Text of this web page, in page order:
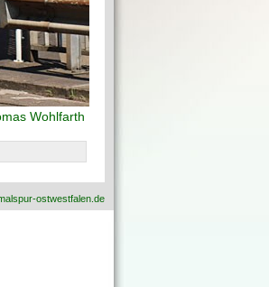
Wohlfarth
ostwestfalen.de